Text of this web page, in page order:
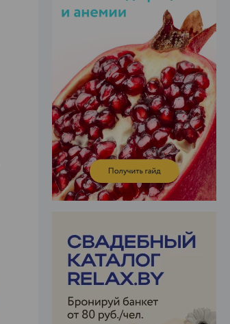
ЭФФЕКТИВНАЯ РЕКЛАМА НА САЙТЕ